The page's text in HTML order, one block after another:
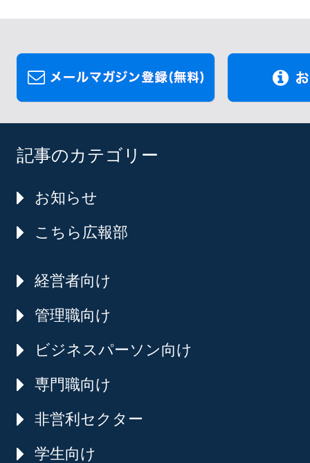
記事のカテゴリー
お知らせ
こちら広報部
経営者向け
管理職向け
ビジネスパーソン向け
専門職向け
非営利セクター
学生向け